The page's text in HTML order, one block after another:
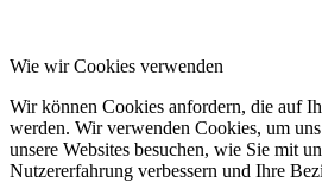
Wie wir Cookies verwenden
Wir können Cookies anfordern, die auf
werden. Wir verwenden Cookies, um
unsere Websites besuchen, wie Sie mit
Nutzererfahrung verbessern und Ihre